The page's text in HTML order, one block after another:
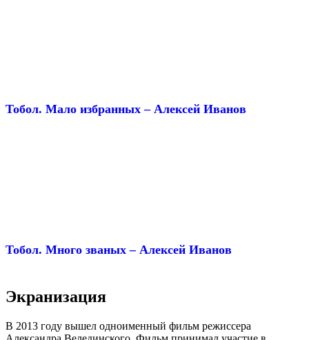
Тобол. Мало избранных – Алексей Иванов
Тобол. Много званых – Алексей Иванов
Экранизация
В 2013 году вышел одноименный фильм режиссера